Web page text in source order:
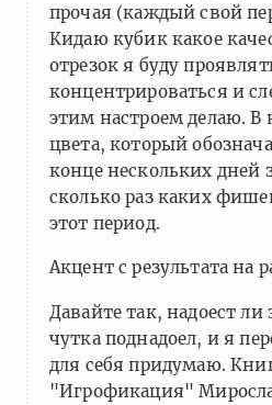
прочая (каждый свой
Кидаю кубик какое
отрезок я буду
концентрироваться и
этим настроем делаю. В
цвета, который
конце нескольких дней
сколько раз каких
этот период.
Акцент с результата на
Давайте так, надоест ли
чутка поднадоел, и я
для себя придумаю.
"Игрофикация"